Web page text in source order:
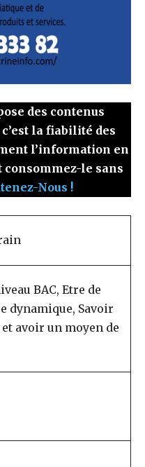
des contenus
la fiabilité des
l’information en
consommez-le sans
Nous !
BAC, Etre de
dynamique, Savoir
avoir un moyen de